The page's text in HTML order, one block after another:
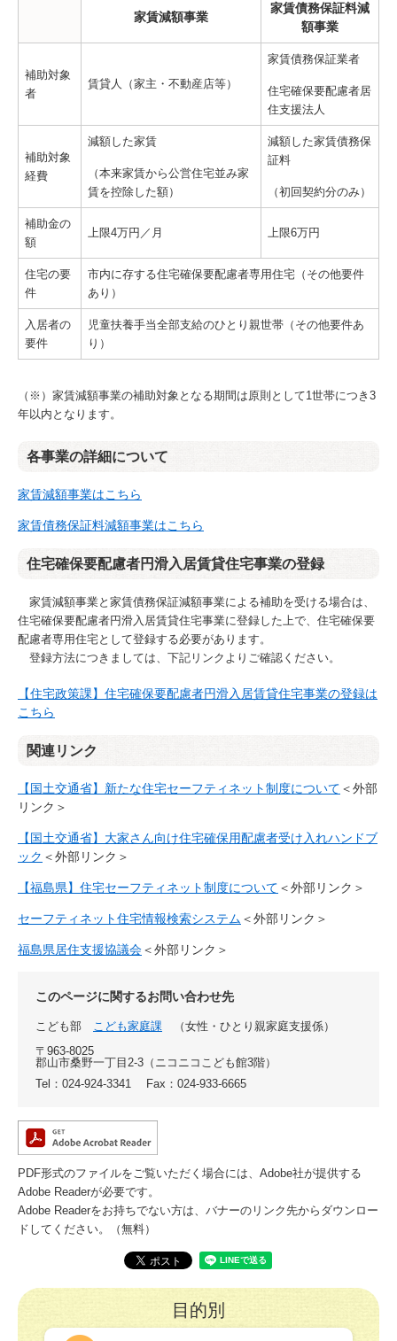
家賃減額事業
家賃債務保証料減
額事業
補助対象
者
賃貸人（家主・不動産店等）
家賃債務保証業者
住宅確保要配慮者居
住支援法人
補助対象
経費
減額した家賃
（本来家賃から公営住宅並み家
賃を控除した額）
減額した家賃債務保
証料
（初回契約分のみ）
補助金の
額
上限4万円／月 上限6万円
住宅の要
件
市内に存する住宅確保要配慮者専用住宅（その他要件
あり）
入居者の
要件
児童扶養手当全部支給のひとり親世帯（その他要件あ
り）
（※）家賃減額事業の補助対象となる期間は原則として1世帯につき3
年以内となります。
各事業の詳細について
家賃減額事業はこちら
家賃債務保証料減額事業はこちら
住宅確保要配慮者円滑入居賃貸住宅事業の登録
家賃減額事業と家賃債務保証減額事業による補助を受ける場合は、
住宅確保要配慮者円滑入居賃貸住宅事業に登録した上で、住宅確保要
配慮者専用住宅として登録する必要があります。
登録方法につきましては、下記リンクよりご確認ください。
【住宅政策課】住宅確保要配慮者円滑入居賃貸住宅事業の登録は
こちら
関連リンク
【国土交通省】新たな住宅セーフティネット制度について ＜外部
リンク＞
【国土交通省】大家さん向け住宅確保用配慮者受け入れハンドブ
ック ＜外部リンク＞
【福島県】住宅セーフティネット制度について ＜外部リンク＞
セーフティネット住宅情報検索システム ＜外部リンク＞
福島県居住支援協議会＜外部リンク＞
このページに関するお問い合わせ先
こども部 こども家庭課
女性・ひとり親家庭支援係
〒963-8025
郡山市桑野一丁目2-3（ニコニコこども館3階）
Tel：024-924-3341
Fax：024-933-6665
PDF形式のファイルをご覧いただく場合には、Adobe社が提供する
Adobe Readerが必要です。
Adobe Readerをお持ちでない方は、バナーのリンク先からダウンロー
ドしてください。（無料）
目的別